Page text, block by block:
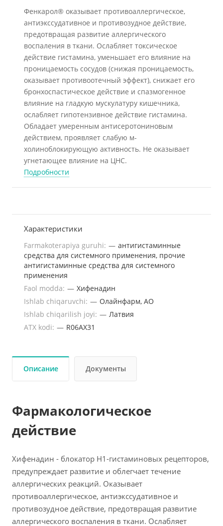
Фенкарол® оказывает противоаллергическое,
антиэкссудативное и противозудное действие,
предотвращая развитие аллергического
воспаления в ткани. Ослабляет токсическое
действие гистамина, уменьшает его влияние на
проницаемость сосудов (снижая проницаемость,
оказывает противоотечный эффект), снижает его
бронхоспастическое действие и спазмогенное
влияние на гладкую мускулатуру кишечника,
ослабляет гипотензивное действие гистамина.
Обладает умеренным антисеротониновым
действием, проявляет слабую м-
холиноблокирующую активность. Не оказывает
угнетающее влияние на ЦНС.
Подробности
Характеристики
Farmakoterapiya guruhi: — антигистаминные
средства для системного применения, прочие
антигистаминные средства для системного
применения
Faol modda: — Хифенадин
Ishlab chiqaruvchi: — Олайнфарм, АО
Ishlab chiqarilish joyi: — Латвия
ATX kodi: — R06АХ31
Описание Документы
Фармакологическое
действие
Хифенадин - блокатор Н1-гистаминовых рецепторов,
предупреждает развитие и облегчает течение
аллергических реакций. Оказывает
противоаллергическое, антиэкссудативное и
противозудное действие, предотвращая развитие
аллергического воспаления в ткани. Ослабляет